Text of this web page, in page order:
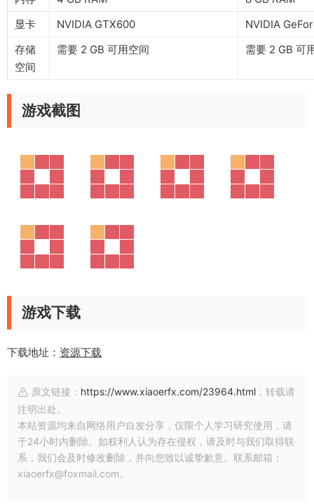
显卡
NVIDIA GTX600
NVIDIA
存储
空间
需要 2 GB 可用空间 需要 2 GB 可
游戏截图
游戏下载
下载地址： 资源下载
原文链接： https://www.xiaoerfx.com/23964.html ，转载请
注明出处。
本站资源均来自网络用户自发分享，仅限个人学习研究使用，请
于24小时内删除。如权利人认为存在侵权，请及时与我们取得联
系，我们会及时修改删除，并向您致以诚挚歉意。联系邮箱：
xiaoerfx@foxmail.com。